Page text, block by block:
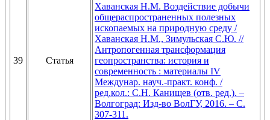
39 Статья
Хаванская Н.М. Воздействие добычи
общераспространенных полезных
ископаемых на природную среду /
Хаванская Н.М., Зимульская С.Ю. //
Антропогенная трансформация
геопространства: история и
современность : материалы IV
Междунар. науч.-практ. конф. /
ред.кол.: С.Н. Канищев (отв. ред.). –
Волгоград: Изд-во ВолГУ, 2016. – С.
307-311.